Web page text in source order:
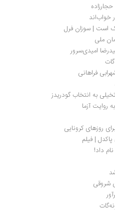
است | سوزان فرل
ملی
امیدی‌سرور
فراهانی
روایت آزما
داد!
شروقی